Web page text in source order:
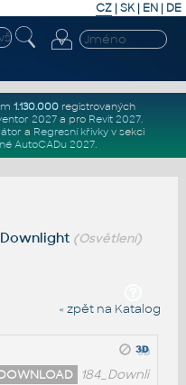
CZ | SK| EN | DE
1.130.000registrovaných
2027a pro Revit 2027.
a Regresní křivkyv sekci
AutoCADu 2027.
(Osvětlení)
« zpět na Katalog
184_Downli